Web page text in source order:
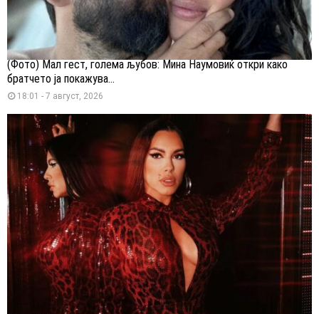
(Фото) Мал гест, голема љубов: Мина Наумовиќ откри како
братчето ја покажува...
18:01 - 7 август, 2026